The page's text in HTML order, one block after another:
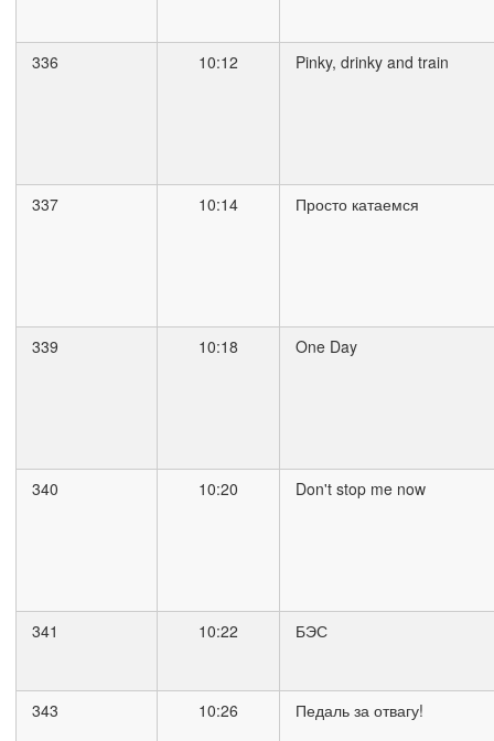
336 10:12 Pinky, drinky and train
337 10:14 Просто катаемся
339 10:18 One Day
340 10:20 Don't stop me now
341 10:22 БЭС
343 10:26 Педаль за отвагу!